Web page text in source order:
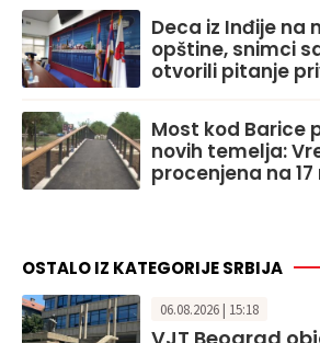
Deca iz Inđije na
opštine, snimci
otvorili pitanje
Most kod Barice
novih temelja:
procenjena na
OSTALO IZ KATEGORIJE SRBIJA
06.08.2026 | 15:18